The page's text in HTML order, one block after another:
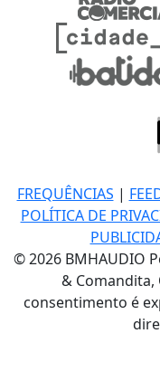
FREQUÊNCIAS |
POLÍTICA DE
© 2026 BMHAUDIO
&
consentimento é